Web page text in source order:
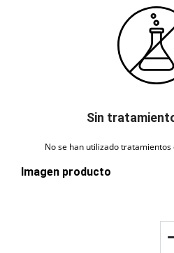
Sin
No se han utilizado
Imagen producto